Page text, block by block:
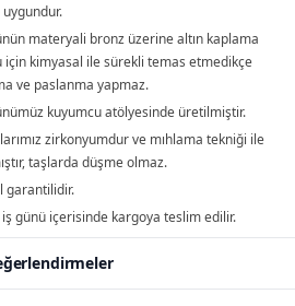
materyali bronz üzerine altın kaplama
için kimyasal ile sürekli temas etmedikçe
ve paslanma yapmaz.
kuyumcu atölyesinde üretilmiştir.
zirkonyumdur ve mıhlama tekniği ile
taşlarda düşme olmaz.
garantilidir.
iş günü içerisinde kargoya teslim edilir.